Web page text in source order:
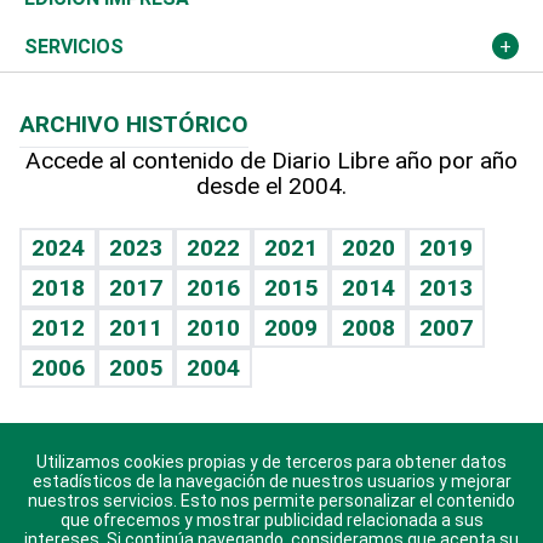
Resto del mundo
Economía personal
Podcast Arte Libre
Hablando con el pediatra
Vida y familia
Eñe
Celebrando la vida
Sin complejos
En pocas palabras
Escuchando al corazón
Economía Personal
Más deportes
TBT Deportivo
Columnistas
Más firmas
Cambio climático
Opinión
Hecho en casa
Guía del dinero
SERVICIOS
Cumpleaños
Horóscopos
Crucigramas
ARCHIVO HISTÓRICO
Accede al contenido de Diario Libre año por año
desde el 2004.
2024 2023 2022 2021 2020
2019
2018
2017 2016 2015 2014
2013
2012
2011 2010 2009 2008
2007
2006
2005 2004
Descarga nuestras aplicaciones para Android, iOS y
sistema Huawei.
Utilizamos cookies propias y de terceros para obtener datos
estadísticos de la navegación de nuestros usuarios y mejorar
nuestros servicios. Esto nos permite personalizar el contenido
que ofrecemos y mostrar publicidad relacionada a sus